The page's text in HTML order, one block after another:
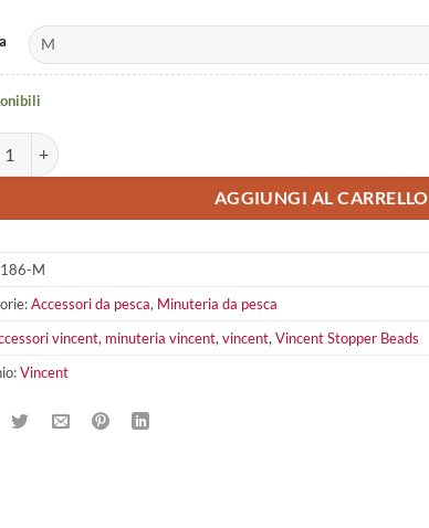
Stopper Beads quantità
AGGIUNGI AL CARRELLO
186-M
Accessori da pesca, Minuteria da pesca
vincent, minuteria vincent, vincent, Vincent Stopper Beads
Vincent